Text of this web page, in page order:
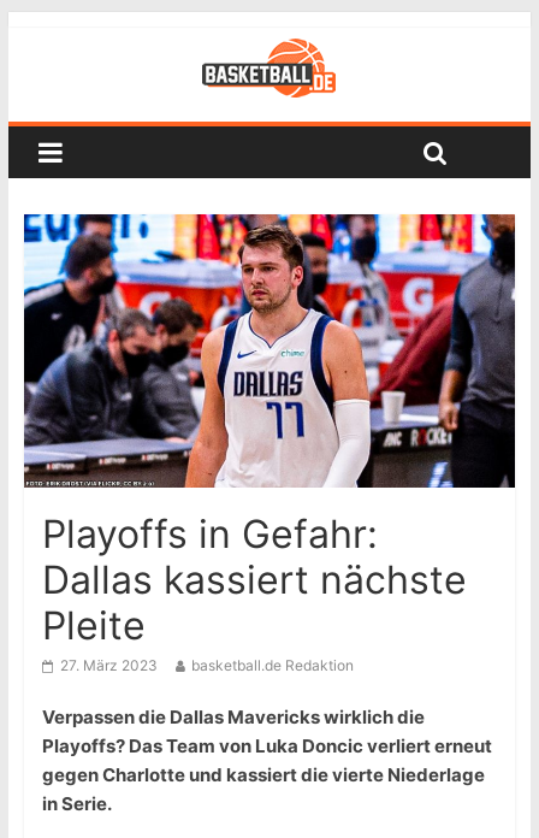
Playoffs in Gefahr:
Dallas kassiert nächste
Pleite
27. März 2023 basketball.de Redaktion
Verpassen die Dallas Mavericks wirklich die
Playoffs? Das Team von Luka Doncic verliert erneut
gegen Charlotte und kassiert die vierte Niederlage
in Serie.